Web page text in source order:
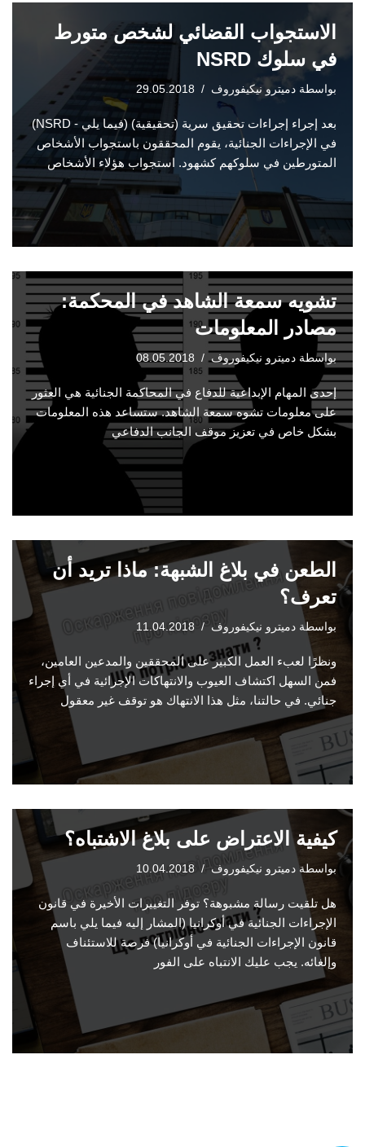
الاستجواب القضائي لشخص متورط
في سلوك NSRD
بواسطة دميترو نيكيفوروف 29.05.2018
بعد إجراء إجراءات تحقيق سرية (تحقيقية) (فيما يلي - NSRD)
في الإجراءات الجنائية، يقوم المحققون باستجواب الأشخاص
المتورطين في سلوكهم كشهود. استجواب هؤلاء الأشخاص
تشويه سمعة الشاهد في المحكمة:
مصادر المعلومات
بواسطة دميترو نيكيفوروف 08.05.2018
إحدى المهام الإبداعية للدفاع في المحاكمة الجنائية هي العثور
على معلومات تشوه سمعة الشاهد. ستساعد هذه المعلومات
بشكل خاص في تعزيز موقف الجانب الدفاعي
الطعن في بلاغ الشبهة: ماذا تريد أن
تعرف؟
بواسطة دميترو نيكيفوروف 11.04.2018
ونظرًا لعبء العمل الكبير على المحققين والمدعين العامين،
فمن السهل اكتشاف العيوب والانتهاكات الإجرائية في أي إجراء
جنائي. في حالتنا، مثل هذا الانتهاك هو توقف غير معقول
كيفية الاعتراض على بلاغ الاشتباه؟
بواسطة دميترو نيكيفوروف 10.04.2018
هل تلقيت رسالة مشبوهة؟ توفر التغييرات الأخيرة في قانون
الإجراءات الجنائية في أوكرانيا (المشار إليه فيما يلي باسم
قانون الإجراءات الجنائية في أوكرانيا) فرصة للاستئناف
وإلغائه. يجب عليك الانتباه على الفور